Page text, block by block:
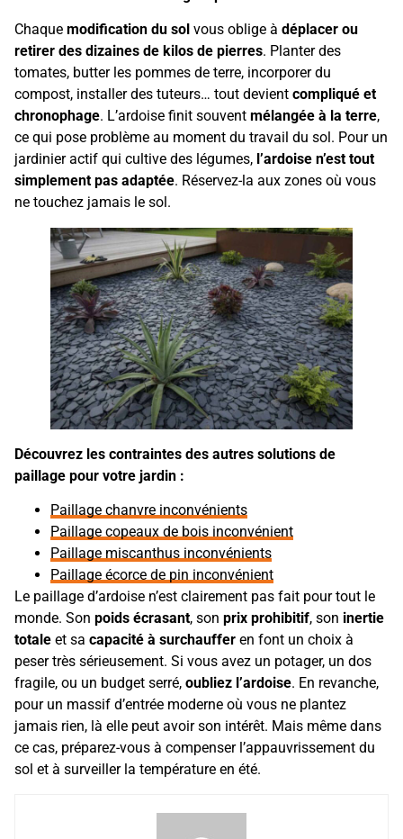
Chaque modification du sol vous oblige à déplacer ou
retirer des dizaines de kilos de pierres. Planter des
tomates, butter les pommes de terre, incorporer du
compost, installer des tuteurs… tout devient compliqué et
chronophage. L’ardoise finit souvent mélangée à la terre,
ce qui pose problème au moment du travail du sol. Pour un
jardinier actif qui cultive des légumes, l’ardoise n’est tout
simplement pas adaptée. Réservez-la aux zones où vous
ne touchez jamais le sol.
Découvrez les contraintes des autres solutions de
paillage pour votre jardin :
Paillage chanvre inconvénients
Paillage copeaux de bois inconvénient
Paillage miscanthus inconvénients
Paillage écorce de pin inconvénient
Le paillage d’ardoise n’est clairement pas fait pour tout le
monde. Son poids écrasant, son prix prohibitif, son inertie
totale et sa capacité à surchauffer en font un choix à
peser très sérieusement. Si vous avez un potager, un dos
fragile, ou un budget serré, oubliez l’ardoise. En revanche,
pour un massif d’entrée moderne où vous ne plantez
jamais rien, là elle peut avoir son intérêt. Mais même dans
ce cas, préparez-vous à compenser l’appauvrissement du
sol et à surveiller la température en été.